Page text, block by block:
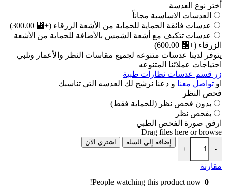
أختر نوع العدسة
العدسات الاساسية مجاناً
عدسات فائقة الحماية للحماية من الأشعة الزرقاء (+⃁ 300.00)
عدسات تتكيف مع أشعة الشمس بالأضافة للحماية من الأشعة
الزرقاء (+⃁ 600.00)
يتوفر لدينا عدسات متنوعه لجميع مقاسات النظر والأعمار وتلبي
احتياجات عملائنا المتنوعه
زر قسم عدسات نظارات طبية
او تواصل معنا و دعنا نرشح لك العدسه التى تناسبك
فحص النظر
بدون فحص نظر (للحماية فقط)
بفحص نظر
ارفق صورة الفحص الطبي
Drag files here orbrowse
-
+
إضافة إلى السلة اشتري الآن
مقارنة
0
People watching this product now!